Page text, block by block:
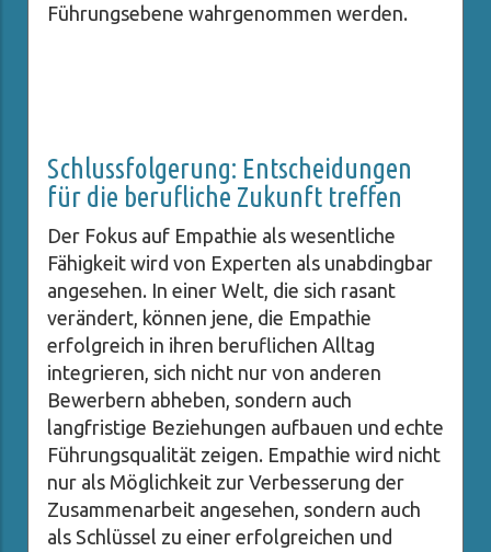
Führungsebene wahrgenommen werden.
Schlussfolgerung: Entscheidungen
für die berufliche Zukunft treffen
Der Fokus auf Empathie als wesentliche
Fähigkeit wird von Experten als unabdingbar
angesehen. In einer Welt, die sich rasant
verändert, können jene, die Empathie
erfolgreich in ihren beruflichen Alltag
integrieren, sich nicht nur von anderen
Bewerbern abheben, sondern auch
langfristige Beziehungen aufbauen und echte
Führungsqualität zeigen. Empathie wird nicht
nur als Möglichkeit zur Verbesserung der
Zusammenarbeit angesehen, sondern auch
als Schlüssel zu einer erfolgreichen und